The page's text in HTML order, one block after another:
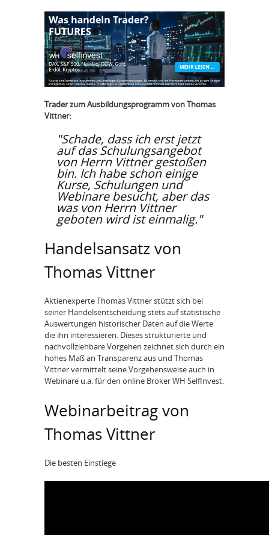
Trader zum Ausbildungsprogramm von Thomas
Vittner:
"Schade, dass ich erst jetzt
auf das Schulungsangebot
von Herrn Vittner gestoßen
bin. Ich habe schon einige
Kurse, Schulungen und
Webinare besucht, aber das
was von Herrn Vittner
geboten wird ist einmalig."
Handelsansatz von
Thomas Vittner
Aktienexperte Thomas Vittner stützt sich bei
seiner Handelsentscheidung stets auf statistische
Auswertungen historischer Daten auf die Werte
die ihn interessieren. Dieses strukturierte und
nachvollziehbare Vorgehen zeichnet sich durch ein
hohes Maß an Transparenz aus und Thomas
Vittner vermittelt seine Vorgehensweise auch in
Webinare u.a. für den online Broker WH SelfInvest.
Webinarbeitrag von
Thomas Vittner
Die besten Einstiege